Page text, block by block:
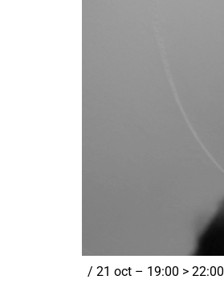
/ 21 oct – 19:00 > 22:00